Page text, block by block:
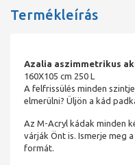
Termékleírás
Azalia aszimmetrikus
160X105 cm 250 L
A felfrissülés minden
elmerülni? Üljön a kád
Az M-Acryl kádak minden
várják Önt is. Ismerje meg
formát.